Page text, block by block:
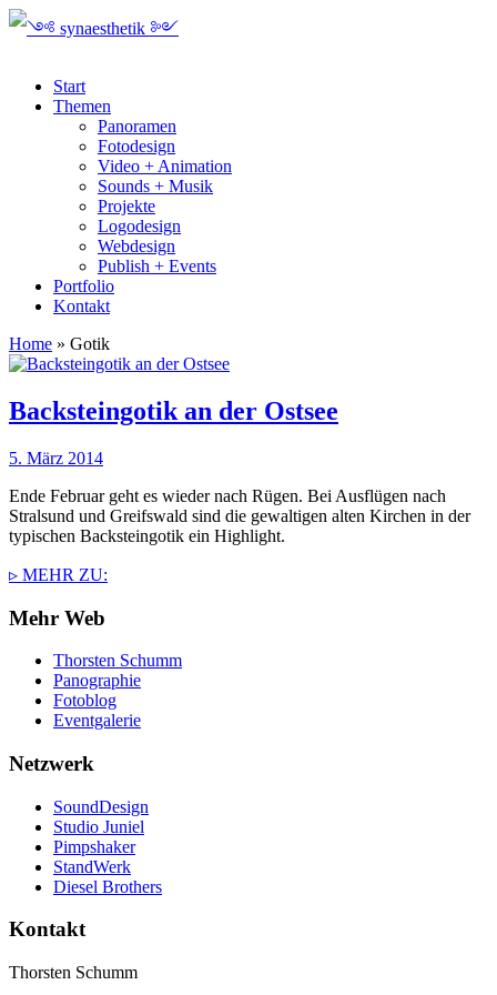
Start
Themen
Panoramen
Fotodesign
Video + Animation
Sounds + Musik
Projekte
Logodesign
Webdesign
Publish + Events
Portfolio
Kontakt
Home » Gotik
Backsteingotik an der Ostsee
5. März 2014
Ende Februar geht es wieder nach Rügen. Bei Ausflügen nach
Stralsund und Greifswald sind die gewaltigen alten Kirchen in der
typischen Backsteingotik ein Highlight.
▹ MEHR ZU:
Mehr Web
Thorsten Schumm
Panographie
Fotoblog
Eventgalerie
Netzwerk
SoundDesign
Studio Juniel
Pimpshaker
StandWerk
Diesel Brothers
Kontakt
Thorsten Schumm